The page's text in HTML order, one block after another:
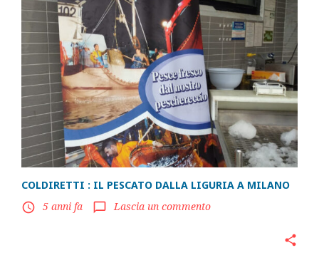
COLDIRETTI : IL PESCATO DALLA LIGURIA A MILANO
access_time 5 anni fa chat_bubble_outline Lascia un commento
share